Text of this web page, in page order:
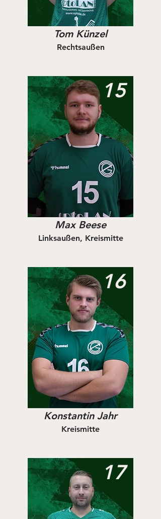
Tom Künzel
Rechtsaußen
15
Max Beese
Linksaußen, Kreismitte
16
Konstantin Jahr
Kreismitte
17